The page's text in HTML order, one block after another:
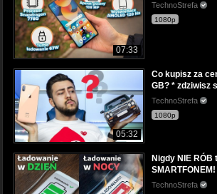
07:33
TechnoStrefa
1080p
05:32
Co kupisz za
GB? * zdziwisz
TechnoStrefa
1080p
Nigdy NIE RÓB
SMARTFONEM!
TechnoStrefa